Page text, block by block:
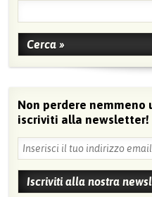
Non perdere
iscriviti alla newsletter!